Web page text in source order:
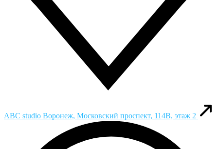
ABC studio Воронеж, Московский проспект, 114В, этаж 2